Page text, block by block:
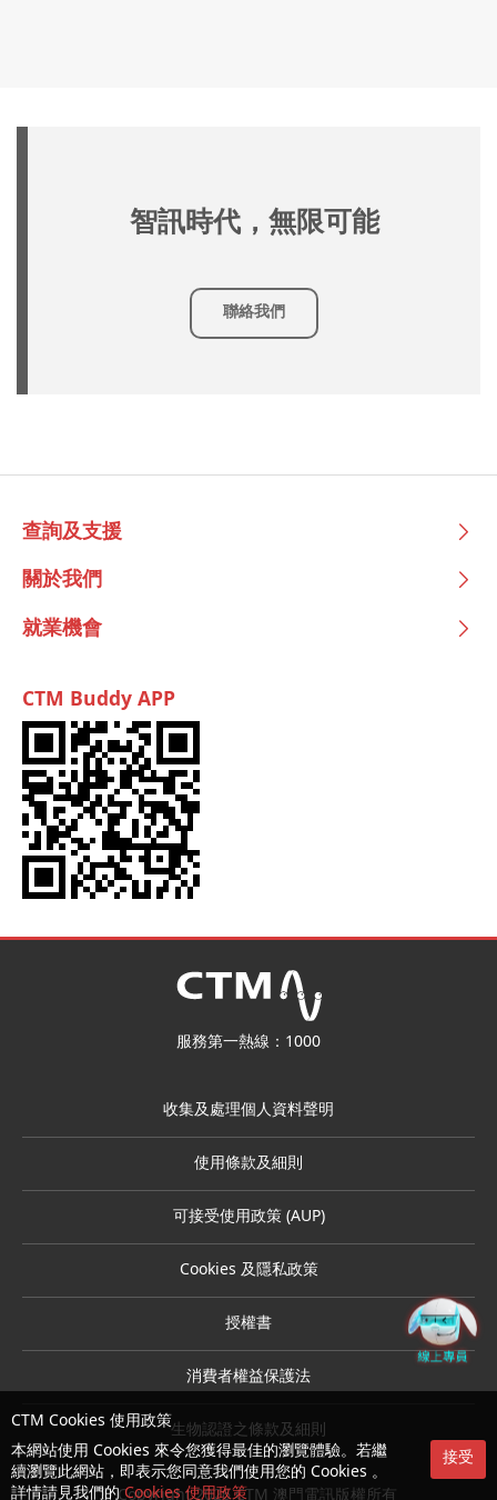
智訊時代，無限可能
聯絡我們
查詢及支援
關於我們
就業機會
CTM Buddy APP
服務第一熱線：1000
收集及處理個人資料聲明
使用條款及細則
可接受使用政策 (AUP)
Cookies 及隱私政策
授權書
消費者權益保護法
生物認證之條款及細則
© Copyright 2026 CTM 澳門電訊版權所有
CTM Cookies 使用政策
本網站使用 Cookies 來令您獲得最佳的瀏覽體驗。若繼
續瀏覽此網站，即表示您同意我們使用您的 Cookies 。
詳情請見我們的 Cookies 使用政策
接受